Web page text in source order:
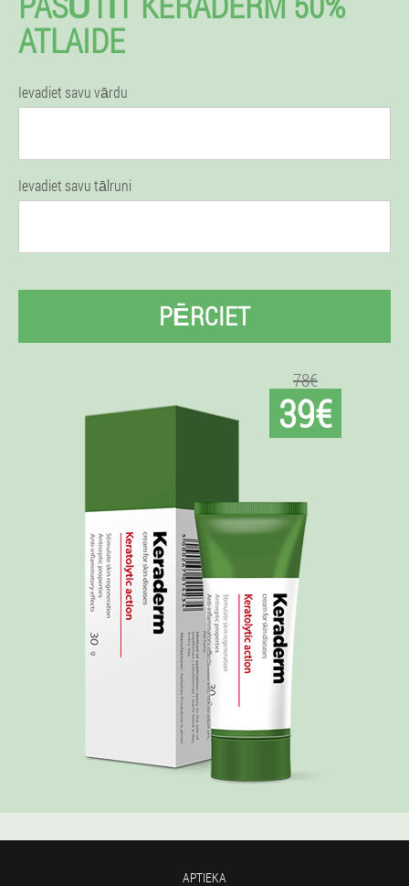
ATLAIDE
Ievadiet savu vārdu
Ievadiet savu tālruni
PĒRCIET
78€
39€
APTIEKA